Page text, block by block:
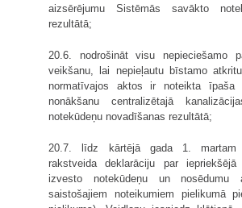
aizsērējumu Sistēmās savākto
rezultātā;
20.6. nodrošināt visu nepieciešamo
veikšanu, lai nepieļautu bīstamo
normatīvajos aktos ir noteikta īpaša
nonākšanu centralizētajā
notekūdeņu novadīšanas rezultātā;
20.7. līdz kārtējā gada 1. martam
rakstveida deklarāciju par
izvesto notekūdeņu un nosēdumu
saistošajiem noteikumiem pielikumā